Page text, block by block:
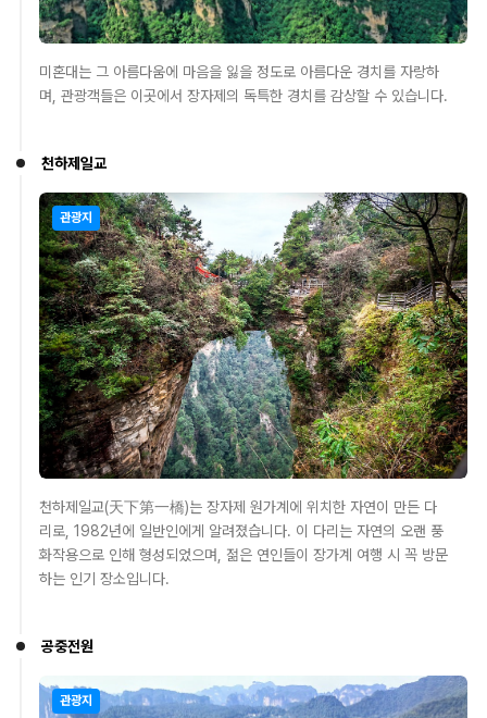
미혼대는 그 아름다움에 마음을 잃을 정도로 아름다운 경치를 자랑하
며, 관광객들은 이곳에서 장자제의 독특한 경치를 감상할 수 있습니다.
천하제일교
관광지
천하제일교(天下第一橋)는 장자제 원가계에 위치한 자연이 만든 다
리로, 1982년에 일반인에게 알려졌습니다. 이 다리는 자연의 오랜 풍
화작용으로 인해 형성되었으며, 젊은 연인들이 장가계 여행 시 꼭 방문
하는 인기 장소입니다.
공중전원
관광지